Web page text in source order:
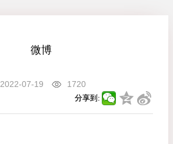
微博
2022-07-19 1720
分享到: